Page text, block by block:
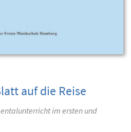
auf die Reise
im ersten und